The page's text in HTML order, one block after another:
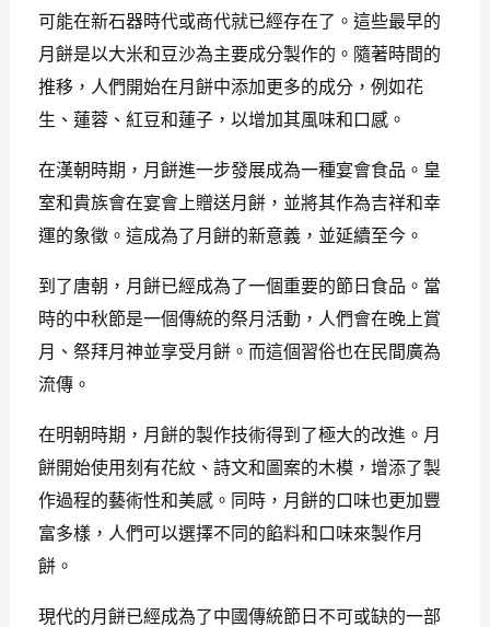
可能在新石器時代或商代就已經存在了。這些最早的
月餅是以大米和豆沙為主要成分製作的。隨著時間的
推移，人們開始在月餅中添加更多的成分，例如花
生、蓮蓉、紅豆和蓮子，以增加其風味和口感。
在漢朝時期，月餅進一步發展成為一種宴會食品。皇
室和貴族會在宴會上贈送月餅，並將其作為吉祥和幸
運的象徵。這成為了月餅的新意義，並延續至今。
到了唐朝，月餅已經成為了一個重要的節日食品。當
時的中秋節是一個傳統的祭月活動，人們會在晚上賞
月、祭拜月神並享受月餅。而這個習俗也在民間廣為
流傳。
在明朝時期，月餅的製作技術得到了極大的改進。月
餅開始使用刻有花紋、詩文和圖案的木模，增添了製
作過程的藝術性和美感。同時，月餅的口味也更加豐
富多樣，人們可以選擇不同的餡料和口味來製作月
餅。
現代的月餅已經成為了中國傳統節日不可或缺的一部